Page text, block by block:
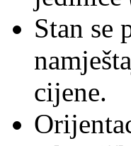
Stan se
cijene.